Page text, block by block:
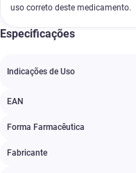
uso correto deste medicamento.
Especificações
Indicações de Uso
EAN
Forma Farmacêutica
Fabricante